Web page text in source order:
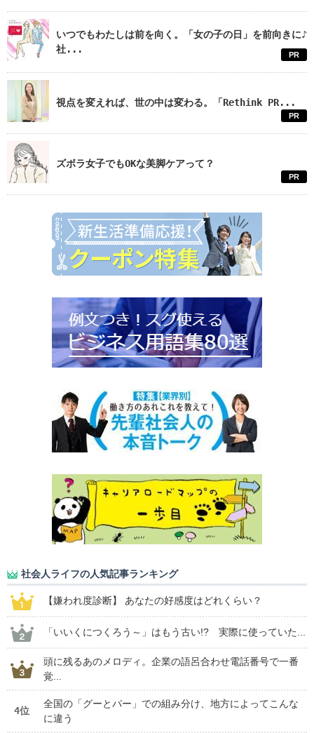
いつでもわたしは前を向く。「女の子の日」を前向きに♪
社...
PR
視点を変えれば、世の中は変わる。「Rethink PR...
PR
ズボラ女子でもOKな美脚ケアって？
PR
社会人ライフの人気記事ランキング
【嫌われ度診断】 あなたの好感度はどれくらい？
「いいくにつくろう～」はもう古い!? 実際に使っていた...
頭に残るあのメロディ。企業の語呂合わせ電話番号で一番
覚...
4位
全国の「グーとパー」での組み分け、地方によってこんな
に違う